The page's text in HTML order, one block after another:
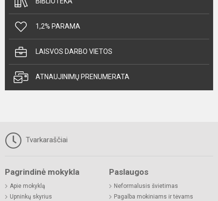
1,2% PARAMA
LAISVOS DARBO VIETOS
ATNAUJINIMŲ PRENUMERATA
Tvarkaraščiai
Pagrindinė mokykla
Apie mokyklą
Upninkų skyrius
Paslaugos
Neformalusis švietimas
Pagalba mokiniams ir tėvams